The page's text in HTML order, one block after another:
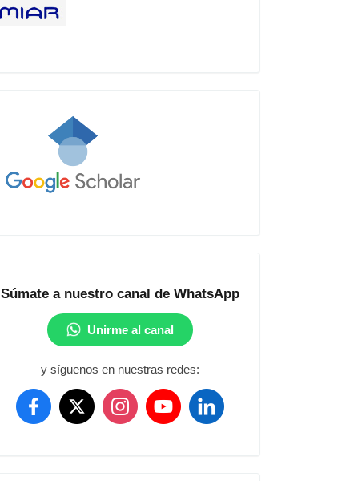
Google
Académico
Súmate a nuestro canal de WhatsApp
Unirme al canal
y síguenos en nuestras redes: